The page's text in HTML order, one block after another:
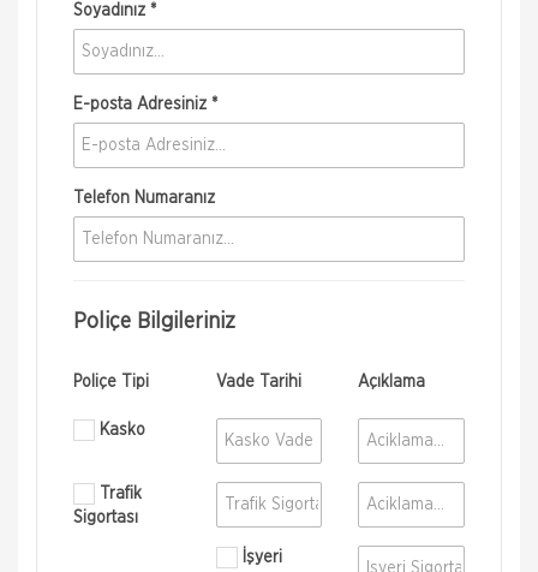
Soyadınız *
E-posta Adresiniz *
Telefon Numaranız
Poliçe Bilgileriniz
Poliçe Tipi Vade Tarihi Açıklama
Kasko
Trafik
Sigortası
İşyeri